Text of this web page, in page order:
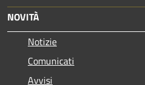
NOVITÀ
Notizie
Comunicati
Avvisi